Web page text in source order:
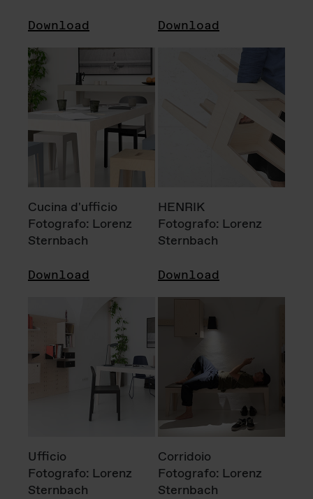
Download Download
Cucina d'ufficio
Fotografo: Lorenz
Sternbach
Download
HENRIK
Fotografo: Lorenz
Sternbach
Download
Ufficio
Fotografo: Lorenz
Sternbach
Corridoio
Fotografo: Lorenz
Sternbach